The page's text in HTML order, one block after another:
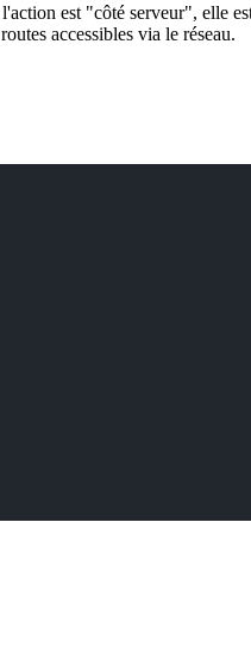
est "côté serveur", elle
accessibles via le réseau.